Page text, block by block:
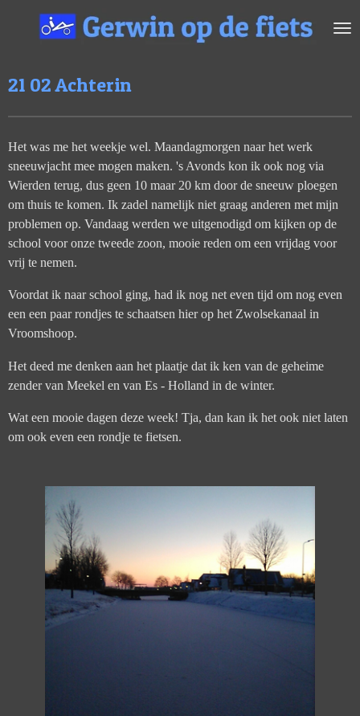
direct
hoofdinhoud
21 02 Achterin
Het was me het weekje wel. Maandagmorgen naar het werk
sneeuwjacht mee mogen maken. 's Avonds kon ik ook nog via
Wierden terug, dus geen 10 maar 20 km door de sneeuw ploegen
om thuis te komen. Ik zadel namelijk niet graag anderen met mijn
problemen op. Vandaag werden we uitgenodigd om kijken op de
school voor onze tweede zoon, mooie reden om een vrijdag voor
vrij te nemen.
Voordat ik naar school ging, had ik nog net even tijd om nog even
een een paar rondjes te schaatsen hier op het Zwolsekanaal in
Vroomshoop.
Het deed me denken aan het plaatje dat ik ken van de geheime
zender van Meekel en van Es - Holland in de winter.
Wat een mooie dagen deze week! Tja, dan kan ik het ook niet laten
om ook even een rondje te fietsen.